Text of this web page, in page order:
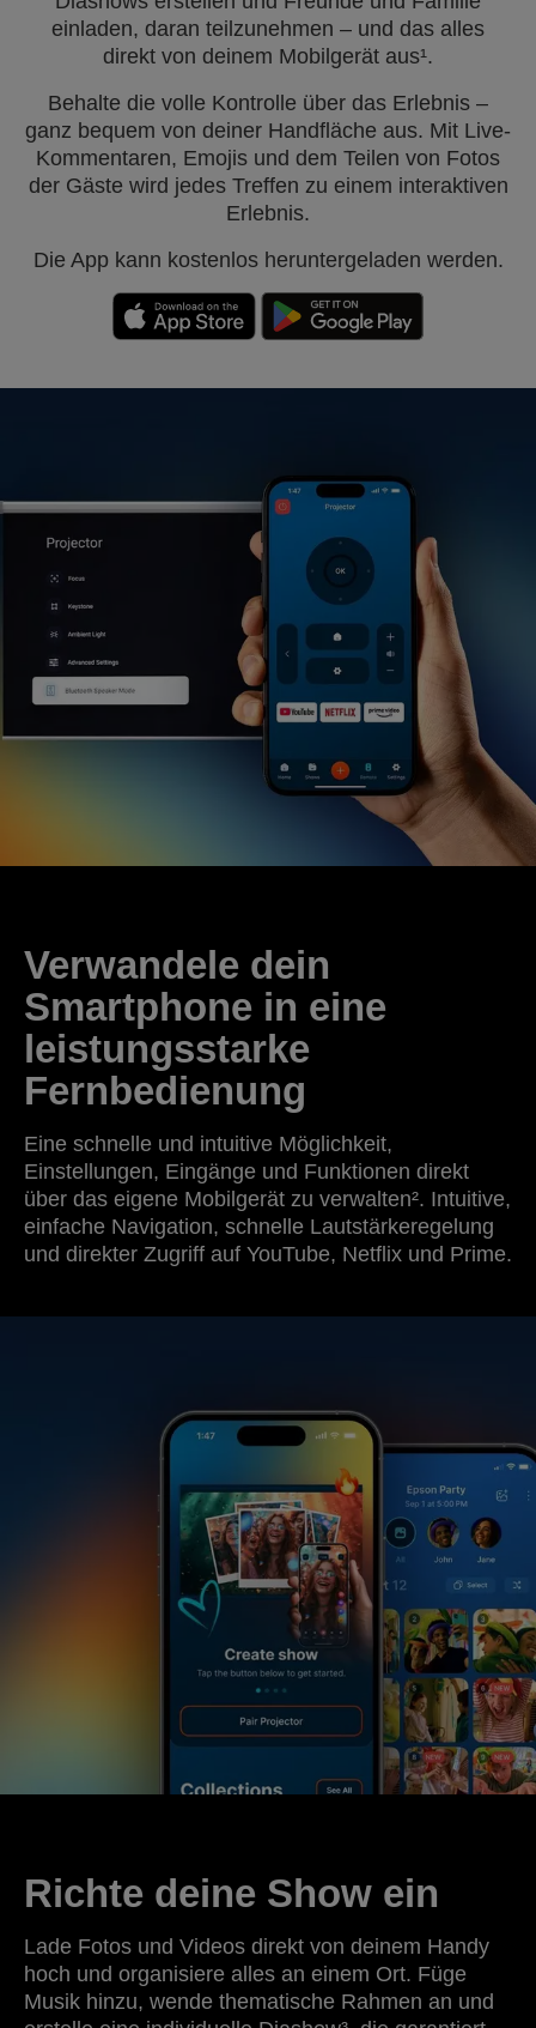
einladen, daran teilzunehmen – und das alles
direkt von deinem Mobilgerät aus¹.
Behalte die volle Kontrolle über das Erlebnis –
ganz bequem von deiner Handfläche aus. Mit Live-
Kommentaren, Emojis und dem Teilen von Fotos
der Gäste wird jedes Treffen zu einem interaktiven
Erlebnis.
Die App kann kostenlos heruntergeladen werden.
Verwandele dein
Smartphone in eine
leistungsstarke
Fernbedienung
Eine schnelle und intuitive Möglichkeit,
Einstellungen, Eingänge und Funktionen direkt
über das eigene Mobilgerät zu verwalten². Intuitive,
einfache Navigation, schnelle Lautstärkeregelung
und direkter Zugriff auf YouTube, Netflix und Prime.
Richte deine Show ein
Lade Fotos und Videos direkt von deinem Handy
hoch und organisiere alles an einem Ort. Füge
Musik hinzu, wende thematische Rahmen an und